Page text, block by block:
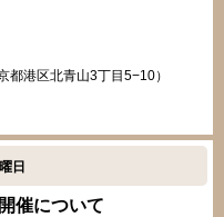
都港区北青山3丁目5−10）
日
催について